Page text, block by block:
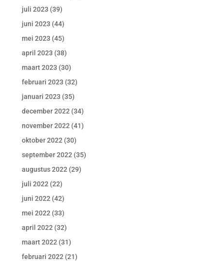
juli 2023 (39)
juni 2023 (44)
mei 2023 (45)
april 2023 (38)
maart 2023 (30)
februari 2023 (32)
januari 2023 (35)
december 2022 (34)
november 2022 (41)
oktober 2022 (30)
september 2022 (35)
augustus 2022 (29)
juli 2022 (22)
juni 2022 (42)
mei 2022 (33)
april 2022 (32)
maart 2022 (31)
februari 2022 (21)